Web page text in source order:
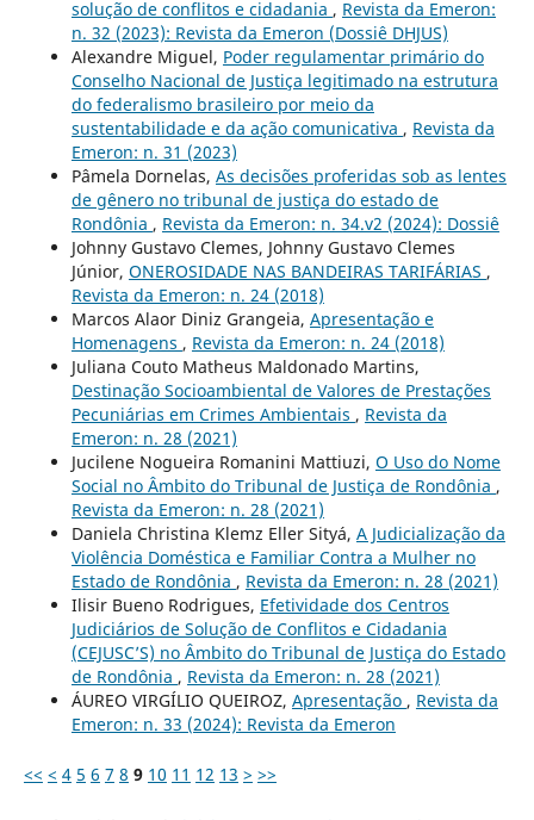
solução de conflitos e cidadania , Revista da Emeron:
n. 32 (2023): Revista da Emeron (Dossiê DHJUS)
Alexandre Miguel, Poder regulamentar primário do
Conselho Nacional de Justiça legitimado na estrutura
do federalismo brasileiro por meio da
sustentabilidade e da ação comunicativa , Revista da
Emeron: n. 31 (2023)
Pâmela Dornelas, As decisões proferidas sob as lentes
de gênero no tribunal de justiça do estado de
Rondônia , Revista da Emeron: n. 34.v2 (2024): Dossiê
Johnny Gustavo Clemes, Johnny Gustavo Clemes
Júnior, ONEROSIDADE NAS BANDEIRAS TARIFÁRIAS ,
Revista da Emeron: n. 24 (2018)
Marcos Alaor Diniz Grangeia, Apresentação e
Homenagens , Revista da Emeron: n. 24 (2018)
Juliana Couto Matheus Maldonado Martins,
Destinação Socioambiental de Valores de Prestações
Pecuniárias em Crimes Ambientais , Revista da
Emeron: n. 28 (2021)
Jucilene Nogueira Romanini Mattiuzi, O Uso do Nome
Social no Âmbito do Tribunal de Justiça de Rondônia ,
Revista da Emeron: n. 28 (2021)
Daniela Christina Klemz Eller Sityá, A Judicialização da
Violência Doméstica e Familiar Contra a Mulher no
Estado de Rondônia , Revista da Emeron: n. 28 (2021)
Ilisir Bueno Rodrigues, Efetividade dos Centros
Judiciários de Solução de Conflitos e Cidadania
(CEJUSC’S) no Âmbito do Tribunal de Justiça do Estado
de Rondônia , Revista da Emeron: n. 28 (2021)
ÁUREO VIRGÍLIO QUEIROZ, Apresentação , Revista da
Emeron: n. 33 (2024): Revista da Emeron
<< < 4 5 6 7 8 9 10 11 12 13 > >>